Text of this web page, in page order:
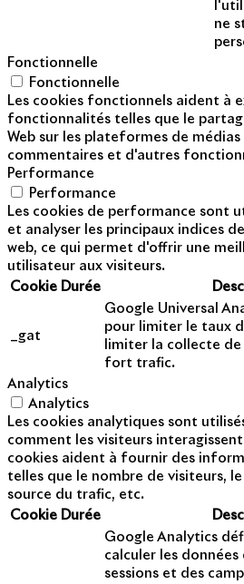
ne
Fonctionnelle
Fonctionnelle
Les cookies fonctionnels aident à
fonctionnalités telles que le
Web sur les plateformes de
commentaires et d'autres
Performance
Performance
Les cookies de performance sont
et analyser les principaux indices
web, ce qui permet d'offrir une
utilisateur aux visiteurs.
Cookie Durée
_gat
Google Universal
pour limiter le taux
limiter la collecte de
fort trafic.
Analytics
Analytics
Les cookies analytiques sont
comment les visiteurs interagissent
cookies aident à fournir des
telles que le nombre de visiteurs,
source du trafic, etc.
Cookie Durée
Google Analytics
calculer les données
sessions et des